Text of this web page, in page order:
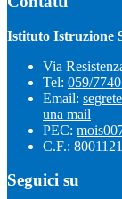
Istituto Istruzione
Via
Tel: 059/
Email:
una mail
PEC:
C.F.:
Seguici su